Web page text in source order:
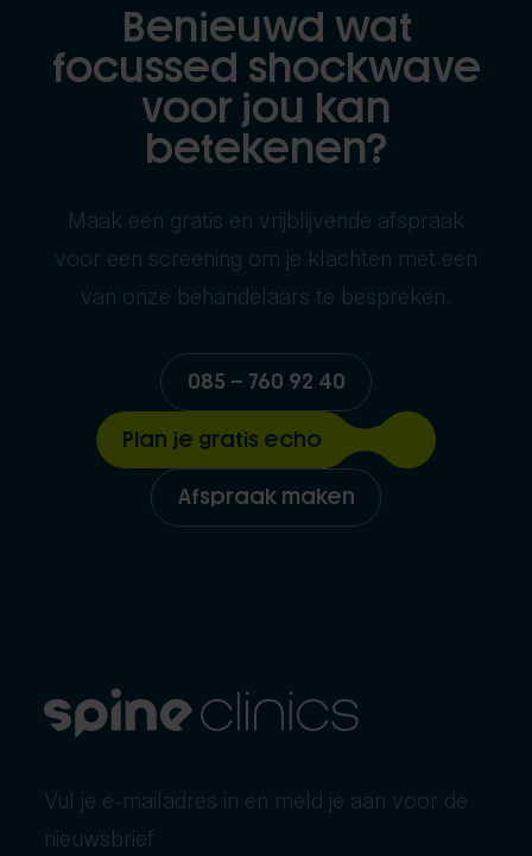
Benieuwd wat
focussed shockwave
voor jou kan
betekenen?
Maak een gratis en vrijblijvende afspraak
voor een screening om je klachten met een
van onze behandelaars te bespreken.
085 – 760 92 40
Plan je gratis echo
Afspraak maken
Vul je e-mailadres in en meld je aan voor de
nieuwsbrief